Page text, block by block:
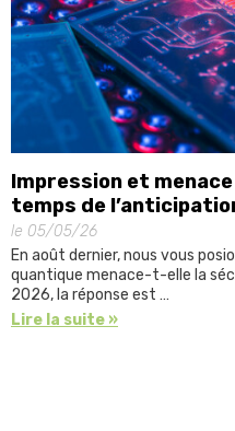
Impression et
temps de
le 05/05/26
En août dernier, nous vous
quantique menace-t-elle la
2026, la réponse est …
Lire la suite »